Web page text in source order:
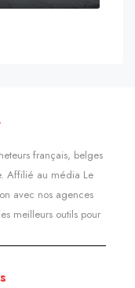
français, belges
Affilié au média Le
avec nos agences
meilleurs outils pour